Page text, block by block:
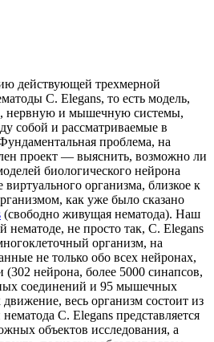
действующей трехмерной
C. Elegans, то есть модель,
нервную и мышечную системы,
собой и рассматриваемые в
проблема, на
проект — выяснить, возможно ли
биологического нейрона
виртуального организма, близкое к
как уже было сказано
(свободно живущая нематода). Наш
нематоде, не просто так, C. Elegans
организм, на
не только обо всех нейронах,
нейрона, более 5000 синапсов,
соединений и 95 мышечных
весь организм состоит из
C. Elegans представляется
объектов исследования, а